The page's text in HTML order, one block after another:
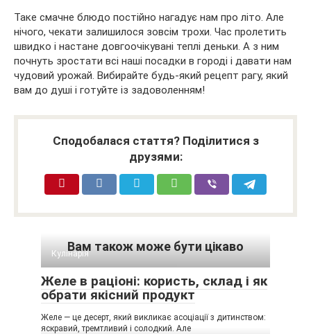
Таке смачне блюдо постійно нагадує нам про літо. Але
нічого, чекати залишилося зовсім трохи. Час пролетить
швидко і настане довгоочікувані теплі деньки. А з ним
почнуть зростати всі наші посадки в городі і давати нам
чудовий урожай. Вибирайте будь-який рецепт рагу, який
вам до душі і готуйте із задоволенням!
Сподобалася стаття? Поділитися з
друзями:
Вам також може бути цікаво
Кулінарія
Желе в раціоні: користь, склад і як
обрати якісний продукт
Желе — це десерт, який викликає асоціації з дитинством:
яскравий, тремтливий і солодкий. Але